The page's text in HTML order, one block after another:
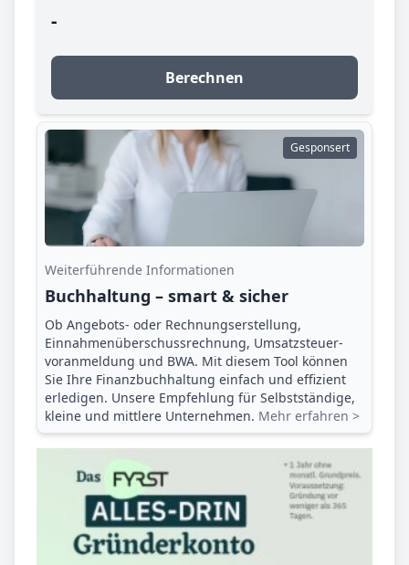
-
Berechnen
Gesponsert
Weiterführende Informationen
Buchhaltung – smart & sicher
Ob Angebots- oder Rechnungserstellung,
Einnahmenüberschuss­rechnung, Umsatzsteuer­
voranmeldung und BWA. Mit diesem Tool können
Sie Ihre Finanz­buchhaltung einfach und effizient
erledigen. Unsere Empfehlung für Selbstständige,
kleine und mittlere Unternehmen. Mehr erfahren >